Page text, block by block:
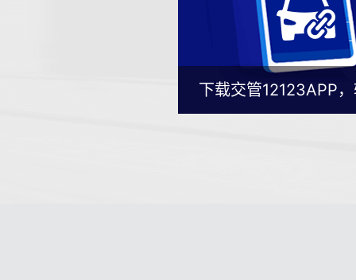
下载交管12123APP